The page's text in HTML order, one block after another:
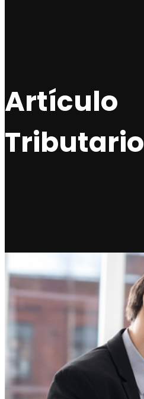
Artículo
Tributario